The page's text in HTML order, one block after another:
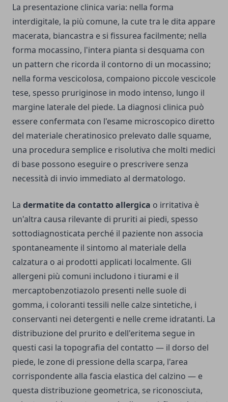
La presentazione clinica varia: nella forma
interdigitale, la più comune, la cute tra le dita appare
macerata, biancastra e si fissurea facilmente; nella
forma mocassino, l'intera pianta si desquama con
un pattern che ricorda il contorno di un mocassino;
nella forma vescicolosa, compaiono piccole vescicole
tese, spesso pruriginose in modo intenso, lungo il
margine laterale del piede. La diagnosi clinica può
essere confermata con l'esame microscopico diretto
del materiale cheratinosico prelevato dalle squame,
una procedura semplice e risolutiva che molti medici
di base possono eseguire o prescrivere senza
necessità di invio immediato al dermatologo.
La dermatite da contatto allergica o irritativa è
un'altra causa rilevante di pruriti ai piedi, spesso
sottodiagnosticata perché il paziente non associa
spontaneamente il sintomo al materiale della
calzatura o ai prodotti applicati localmente. Gli
allergeni più comuni includono i tiurami e il
mercaptobenzotiazolo presenti nelle suole di
gomma, i coloranti tessili nelle calze sintetiche, i
conservanti nei detergenti e nelle creme idratanti. La
distribuzione del prurito e dell'eritema segue in
questi casi la topografia del contatto — il dorso del
piede, le zone di pressione della scarpa, l'area
corrispondente alla fascia elastica del calzino — e
questa distribuzione geometrica, se riconosciuta,